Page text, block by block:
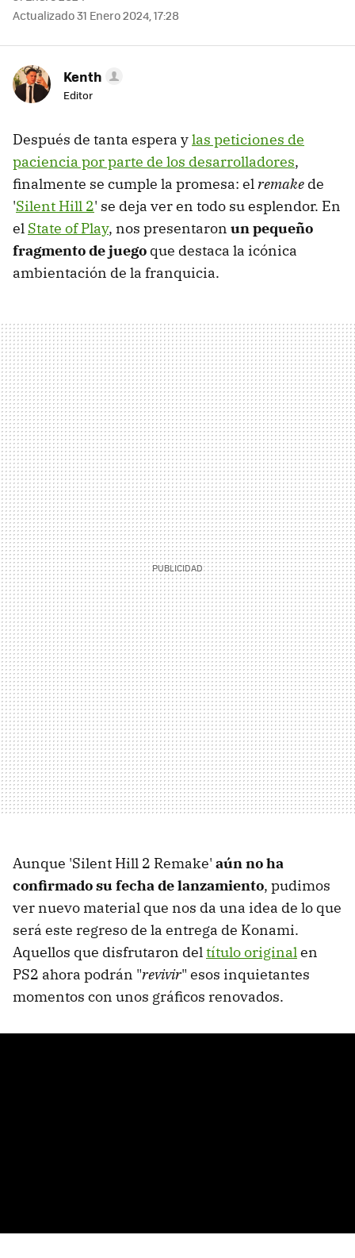
Actualizado 31 Enero 2024, 17:28
Kenth
Editor
Después de tanta espera ylas peticiones de
paciencia por parte de los desarrolladores,
finalmente se cumple la promesa: elremake de
'Silent Hill 2' se deja ver en todo su esplendor. En
el State of Play, nos presentaron un pequeño
fragmento de juego que destaca la icónica
ambientación de la franquicia.
Aunque 'Silent Hill 2 Remake' aún no ha
confirmado su fecha de lanzamiento, pudimos
ver nuevo material que nos da una idea de lo que
será este regreso de la entrega de Konami.
Aquellos que disfrutaron deltítulo originalen
PS2 ahora podrán "revivir" esos inquietantes
momentos con unos gráficos renovados.